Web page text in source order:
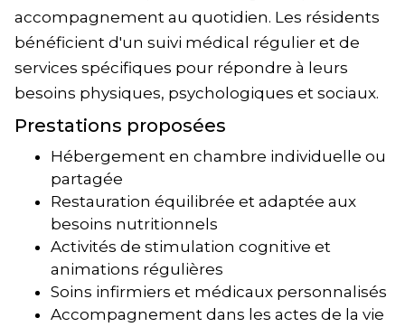
accompagnement au quotidien. Les résidents
bénéficient d'un suivi médical régulier et de
services spécifiques pour répondre à leurs
besoins physiques, psychologiques et sociaux.
Prestations proposées
Hébergement en chambre individuelle ou
partagée
Restauration équilibrée et adaptée aux
besoins nutritionnels
Activités de stimulation cognitive et
animations régulières
Soins infirmiers et médicaux personnalisés
Accompagnement dans les actes de la vie